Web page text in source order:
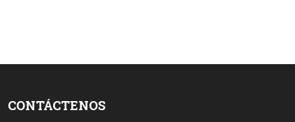
CONTÁCTENOS